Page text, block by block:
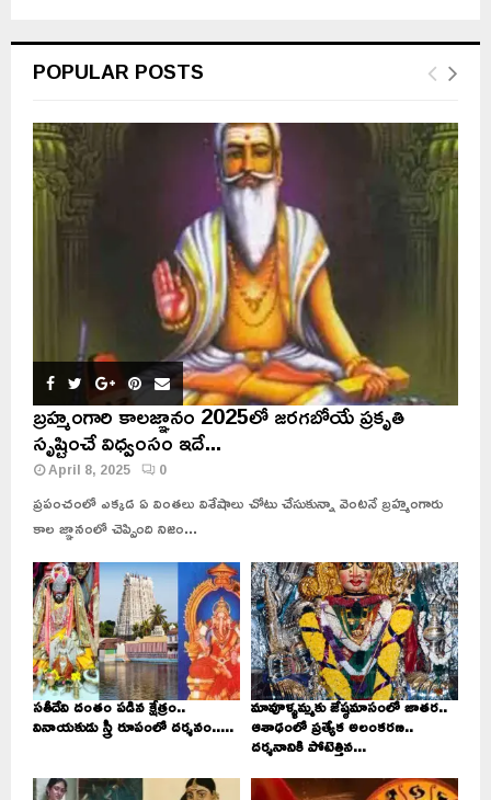
POPULAR POSTS
బ్రహ్మంగారి కాలజ్ఞానం 2025లో జరగబోయే ప్రకృతి
సృష్టించే విధ్వంసం ఇదే...
April 8, 2025 0
ప్రపంచంలో ఎక్కడ ఏ వింతలు విశేషాలు చోటు చేసుకున్నా వెంటనే బ్రహ్మంగారు
కాల జ్ఞానంలో చెప్పింది నిజం...
సతీదేవి దంతం పడిన క్షేత్రం..
వినాయకుడు స్త్రీ రూపంలో దర్శనం.....
మావూళ్ళమ్మకు జేష్ఠమాసంలో జాతర..
ఆశాఢంలో ప్రత్యేక అలంకరణ..
దర్శనానికి పోటెత్తిన...